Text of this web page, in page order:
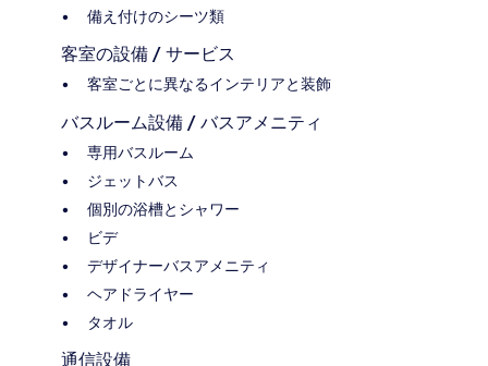
備え付けのシーツ類
客室の設備 / サービス
客室ごとに異なるインテリアと装飾
バスルーム設備 / バスアメニティ
専用バスルーム
ジェットバス
個別の浴槽とシャワー
ビデ
デザイナーバスアメニティ
ヘアドライヤー
タオル
通信設備